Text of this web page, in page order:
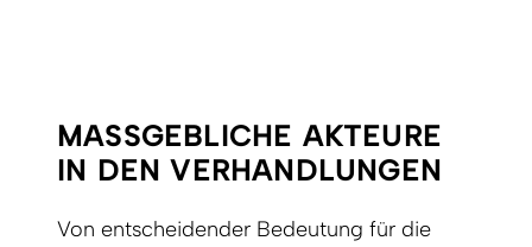
MASSGEBLICHE AKTEURE I
N DEN VERHANDLUNGEN
Von entscheidender Bedeutung für die